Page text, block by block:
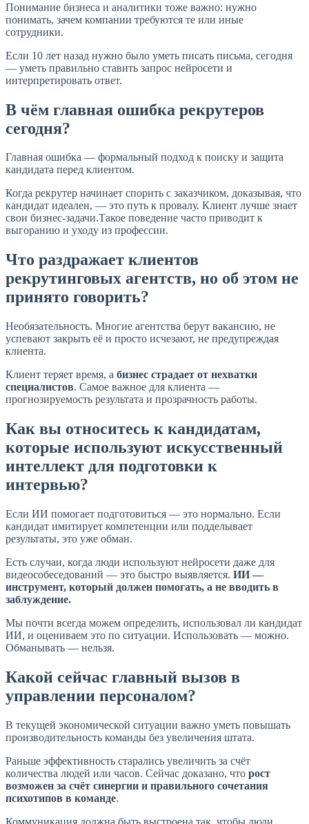
Понимание бизнеса и аналитики тоже важно: нужно
понимать, зачем компании требуются те или иные
сотрудники.
Если 10 лет назад нужно было уметь писать письма, сегодня
— уметь правильно ставить запрос нейросети и
интерпретировать ответ.
В чём главная ошибка рекрутеров
сегодня?
Главная ошибка — формальный подход к поиску и защита
кандидата перед клиентом.
Когда рекрутер начинает спорить с заказчиком, доказывая, что
кандидат идеален, — это путь к провалу. Клиент лучше знает
свои бизнес-задачи.Такое поведение часто приводит к
выгоранию и уходу из профессии.
Что раздражает клиентов
рекрутинговых агентств, но об этом не
принято говорить?
Необязательность. Многие агентства берут вакансию, не
успевают закрыть её и просто исчезают, не предупреждая
клиента.
Клиент теряет время, а бизнес страдает от нехватки
специалистов. Самое важное для клиента —
прогнозируемость результата и прозрачность работы.
Как вы относитесь к кандидатам,
которые используют искусственный
интеллект для подготовки к
интервью?
Если ИИ помогает подготовиться — это нормально. Если
кандидат имитирует компетенции или подделывает
результаты, это уже обман.
Есть случаи, когда люди используют нейросети даже для
видеособеседований — это быстро выявляется. ИИ —
инструмент, который должен помогать, а не вводить в
заблуждение.
Мы почти всегда можем определить, использовал ли кандидат
ИИ, и оцениваем это по ситуации. Использовать — можно.
Обманывать — нельзя.
Какой сейчас главный вызов в
управлении персоналом?
В текущей экономической ситуации важно уметь повышать
производительность команды без увеличения штата.
Раньше эффективность старались увеличить за счёт
количества людей или часов. Сейчас доказано, что рост
возможен за счёт синергии и правильного сочетания
психотипов в команде.
Коммуникация должна быть выстроена так, чтобы люди